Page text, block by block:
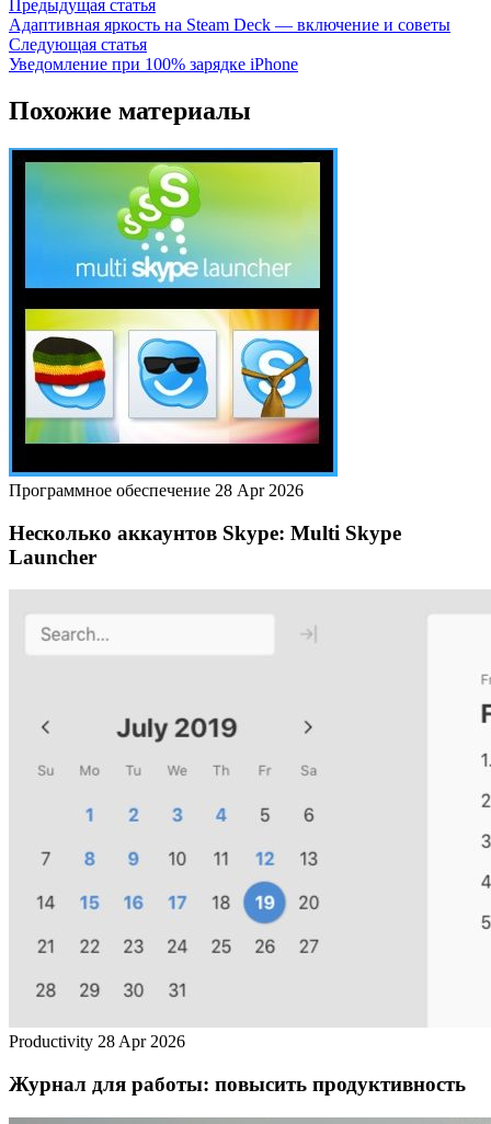
Предыдущая статья
Адаптивная яркость на Steam Deck — включение и советы
Следующая статья
Уведомление при 100% зарядке iPhone
Похожие материалы
Программное обеспечение 28 Apr 2026
Несколько аккаунтов Skype: Multi Skype
Launcher
Productivity 28 Apr 2026
Журнал для работы: повысить продуктивность